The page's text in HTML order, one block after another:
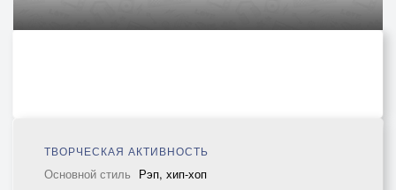
ТВОРЧЕСКАЯ АКТИВНОСТЬ
Основной стиль Рэп, хип-хоп